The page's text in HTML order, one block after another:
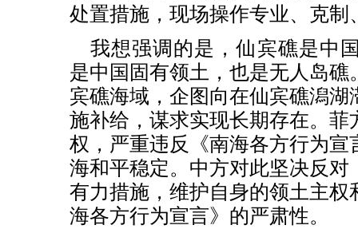
处置措施，现场操作专业、克制
我想强调的是，仙宾礁是中
是中国固有领土，也是无人岛礁
宾礁海域，企图向在仙宾礁潟湖
施补给，谋求实现长期存在。菲
权，严重违反《南海各方行为宣
海和平稳定。中方对此坚决反对
有力措施，维护自身的领土主权
海各方行为宣言》的严肃性。